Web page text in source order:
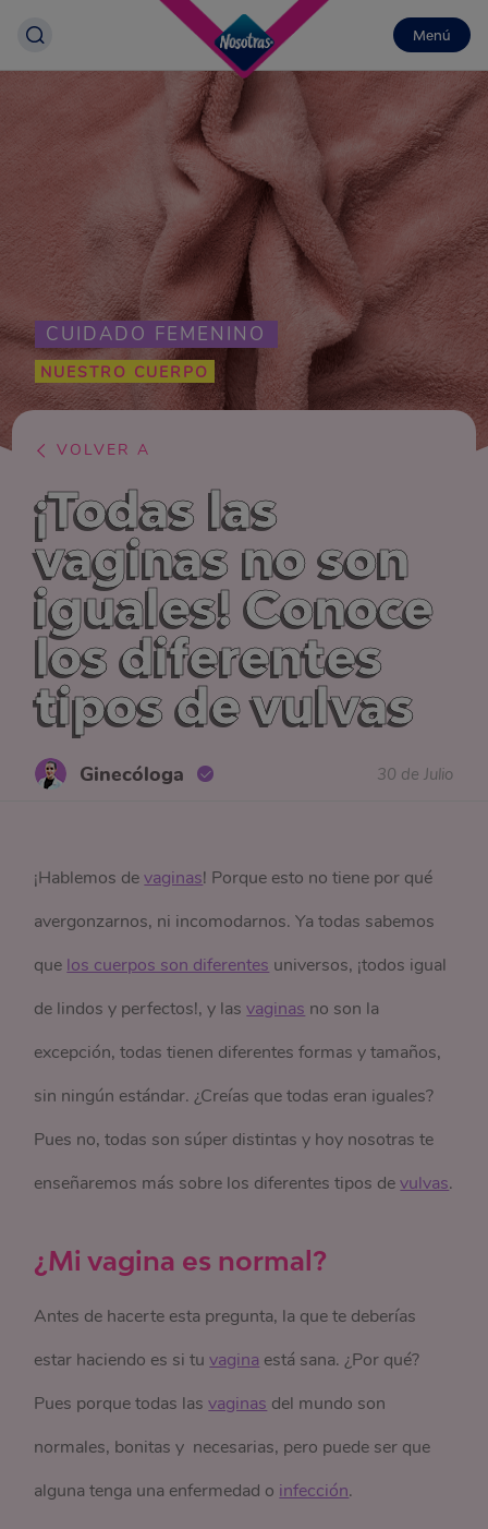
Menú
CUIDADO FEMENINO
NUESTRO CUERPO
VOLVER A
¡Todas las
vaginas no son
iguales! Conoce
los diferentes
tipos de vulvas
Ginecóloga 30 de Julio
¡Hablemos devaginas! Porque esto no tiene por qué
avergonzarnos, ni incomodarnos. Ya todas sabemos
que los cuerpos son diferentes universos, ¡todos igual
de lindos y perfectos!, y lasvaginas no son la
excepción, todas tienen diferentes formas y tamaños,
sin ningún estándar. ¿Creías que todas eran iguales?
Pues no, todas son súper distintas y hoy nosotras te
enseñaremos más sobre los diferentes tipos devulvas.
¿Mi vagina es normal?
Antes de hacerte esta pregunta, la que te deberías
estar haciendo es si tuvagina está sana. ¿Por qué?
Pues porque todas lasvaginas del mundo son
normales, bonitas y necesarias, pero puede ser que
alguna tenga una enfermedad o infección.